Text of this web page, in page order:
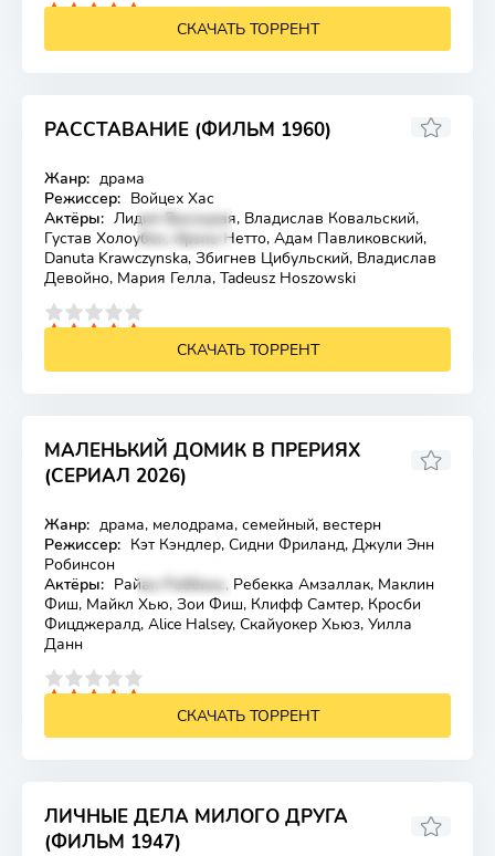
СКАЧАТЬ ТОРРЕНТ
РАССТАВАНИЕ (ФИЛЬМ 1960)
Жанр: драма
Режиссер: Войцех Хас
Актёры: Лидия Высоцкая, Владислав Ковальский,
Густав Холоубек, Ирэна Нетто, Адам Павликовский,
Danuta Krawczynska, Збигнев Цибульский, Владислав
Девойно, Мария Гелла, Tadeusz Hoszowski
СКАЧАТЬ ТОРРЕНТ
МАЛЕНЬКИЙ ДОМИК В ПРЕРИЯХ
(СЕРИАЛ 2026)
Лицензия
Жанр: драма, мелодрама, семейный, вестерн
Режиссер: Кэт Кэндлер, Сидни Фриланд, Джули Энн
Робинсон
Актёры: Райан Роббинс, Ребекка Амзаллак, Маклин
Фиш, Майкл Хью, Зои Фиш, Клифф Самтер, Кросби
Фицджералд, Alice Halsey, Скайуокер Хьюз, Уилла
Данн
СКАЧАТЬ ТОРРЕНТ
ЛИЧНЫЕ ДЕЛА МИЛОГО ДРУГА
(ФИЛЬМ 1947)